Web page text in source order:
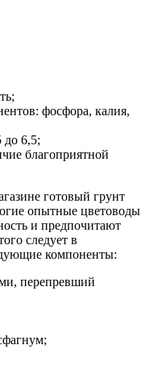
фосфора, калия,
до 6,5;
благоприятной
готовый грунт
опытные цветоводы
и предпочитают
следует в
компоненты:
перепревший